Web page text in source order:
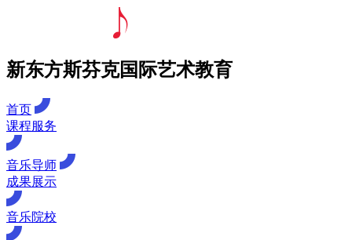
新东方斯芬克国际艺术教育
首页
课程服务
音乐导师
成果展示
音乐院校